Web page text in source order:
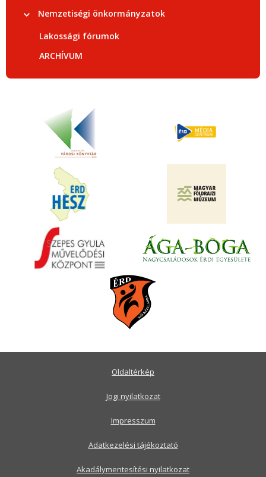
Nemzetiségi önkormányzatok
Lakossági fórumok
ARCHÍVUM
Oldaltérkép
Jogi nyilatkozat
Impresszum
Adatkezelési tájékoztató
Akadálymentesítési nyilatkozat